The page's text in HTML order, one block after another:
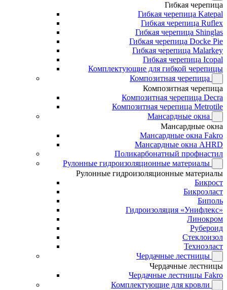
Гибкая черепица
Гибкая черепица Katepal
Гибкая черепица Ruflex
Гибкая черепица Shinglas
Гибкая черепица Docke Pie
Гибкая черепица Malarkey
Гибкая черепица Icopal
Комплектующие для гибкой черепицы
Композитная черепица
Композитная черепица
Композитная черепица Decra
Композитная черепица Metrotile
Мансардные окна
Мансардные окна
Мансардные окна Fakro
Мансардные окна AHRD
Поликарбонатный профнастил
Рулонные гидроизоляционные материалы
Рулонные гидроизоляционные материалы
Бикрост
Бикроэласт
Биполь
Гидроизоляция «Унифлекс»
Линокром
Рубероид
Стеклоизол
Техноэласт
Чердачные лестницы
Чердачные лестницы
Чердачные лестницы Fakro
Комплектующие для кровли